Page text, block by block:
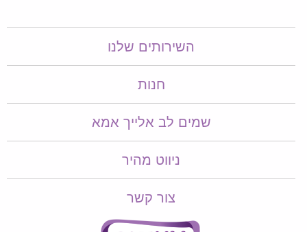
השירותים שלנו
חנות
שמים לב אלייך אמא​​
ניווט מהיר
צור קשר